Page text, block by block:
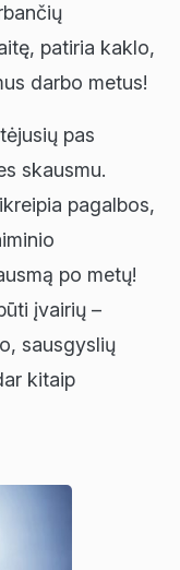
patiria kaklo,
darbo metus!
pas
skausmu.
pagalbos,
po metų!
įvairių –
sausgyslių
kitaip